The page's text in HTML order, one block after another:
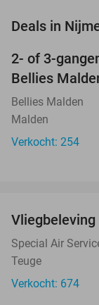
Deals in
2- of 3-
Bellies
Bellies Malden
Malden
Verkocht: 254
Vliegbeleving
Special Air
Teuge
Verkocht: 674